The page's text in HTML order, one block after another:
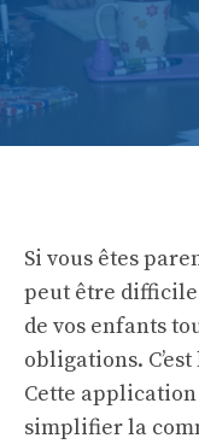
Si vous êtes
peut être
de vos enfants
obligations.
Cette
simplifier la